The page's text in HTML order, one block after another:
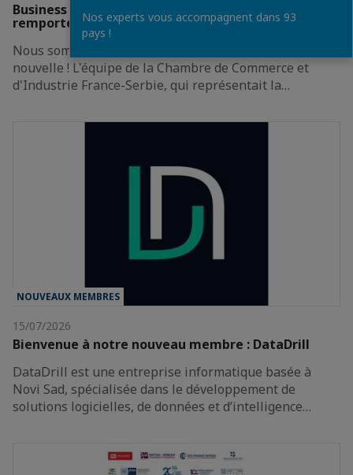
Business Football World Cup: Team France
remporte la victoire
Nous sommes heureux de partager avec vous une belle
nouvelle ! L'équipe de la Chambre de Commerce et
d'Industrie France-Serbie, qui représentait la…
NOUVEAUX MEMBRES
15/07/2026
Bienvenue à notre nouveau membre : DataDrill
DataDrill est une entreprise informatique basée à
Novi Sad, spécialisée dans le développement de
solutions logicielles, de données et d’intelligence…
Nos experts vous accompagnent dans 93
pays !